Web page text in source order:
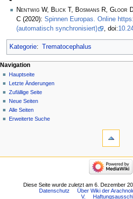
Nentwig W, Blick T, Bosmans R, Gloor
C (2020): Spinnen Europas. Online
(automatisch synchronisiert)
, doi:
Kategorie: Trematocephalus
Navigation
Hauptseite
Letzte Änderungen
Zufällige Seite
Neue Seiten
Alle Seiten
Erweiterte Suche
Diese Seite wurde zuletzt am 6. Dezember
Datenschutz
Über Wiki der
V.